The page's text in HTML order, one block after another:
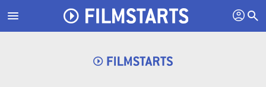
menu profil search